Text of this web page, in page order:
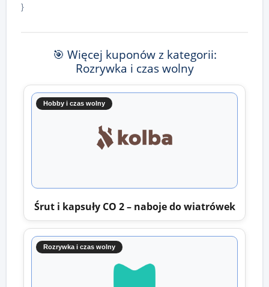
}
🎯 Więcej kuponów z kategorii:
Rozrywka i czas wolny
Hobby i czas wolny
Śrut i kapsuły CO 2 – naboje do wiatrówek
Rozrywka i czas wolny